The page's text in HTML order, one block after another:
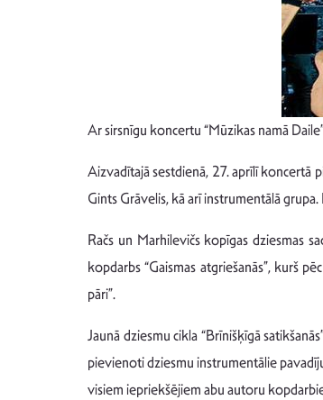
Ar sirsnīgu koncertu “Mūzikas namā
Aizvadītajā sestdienā, 27. aprīlī koncertā
Gints Grāvelis, kā arī instrumentālā
Račs un Marhilevičs kopīgas dziesmas
kopdarbs “Gaismas atgriešanās”, kurš
pāri”.
Jaunā dziesmu cikla “Brīnišķīgā
pievienoti dziesmu instrumentālie
visiem iepriekšējiem abu autoru